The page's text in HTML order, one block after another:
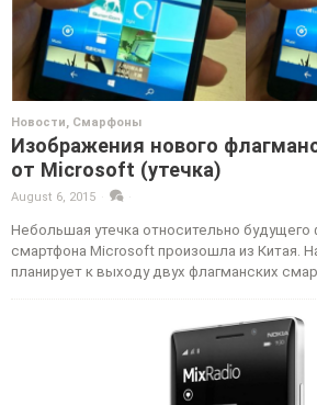
Новости, Смарфоны
Изображения нового
от Microsoft (утечка)
August 6, 2015
Небольшая утечка относительно будущего
смартфона Microsoft произошла из Китая.
планирует к выходу двух флагманских